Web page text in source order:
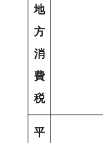
地
方
消
費
税
平